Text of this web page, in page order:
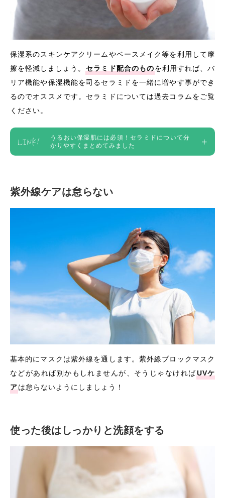
保湿系のスキンケアクリームやベースメイク等を利用して摩
擦を軽減しましょう。 セラミド配合のものを利用すれば、バ
リア機能や保湿機能を司るセラミドを一緒に増やす事ができ
るのでオススメです。セラミドについては過去コラムをご覧
ください。
うるおい保湿肌には必須！セラミドについて分
かりやすくまとめてみました
紫外線ケアは怠らない
基本的にマスクは紫外線を通します。紫外線ブロックマスク
などがあれば別かもしれませんが、そうじゃなければUVケ
アは怠らないようにしましょう！
使った後はしっかりと洗顔をする